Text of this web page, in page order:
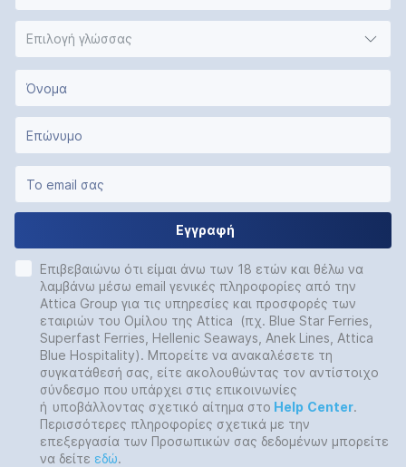
Επιλογή γλώσσας
Εγγραφή
Επιβεβαιώνω ότι είμαι άνω των 18 ετών και θέλω να
λαμβάνω μέσω email γενικές πληροφορίες από την
Attica Group για τις υπηρεσίες και προσφορές των
εταιριών του Ομίλου της Attica (πχ. Blue Star Ferries,
Superfast Ferries, Hellenic Seaways, Anek Lines, Attica
Blue Hospitality). Μπορείτε να ανακαλέσετε τη
συγκατάθεσή σας, είτε ακολουθώντας τον αντίστοιχο
σύνδεσμο που υπάρχει στις επικοινωνίες
ή υποβάλλοντας σχετικό αίτημα στο Help Center.
Περισσότερες πληροφορίες σχετικά με την
επεξεργασία των Προσωπικών σας δεδομένων μπορείτε
να δείτε εδώ.